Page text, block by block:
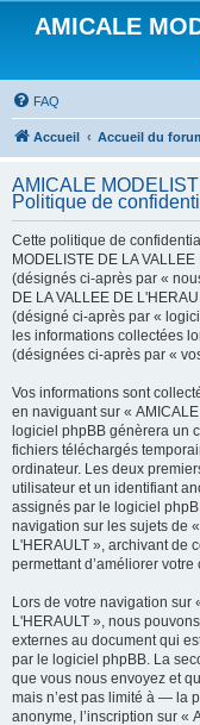
AMICALE
FAQ
Accueil Accueil du
AMICALE
Politique de
Cette politique de
MODELISTE DE LA
(désignés ci-après par «
DE LA VALLEE DE
(désigné ci-après par «
les informations collectées
(désignées ci-après par «
Vos informations sont
en naviguant sur «
logiciel phpBB génèrera un
fichiers téléchargés
ordinateur. Les deux
utilisateur et un identifiant
assignés par le logiciel
navigation sur les sujets de
L'HERAULT », archivant de
permettant d’améliorer
Lors de votre navigation sur
L'HERAULT », nous
externes au document qui
par le logiciel phpBB. La
que vous nous envoyez et
mais n’est pas limité à — la
anonyme, l’inscription sur «